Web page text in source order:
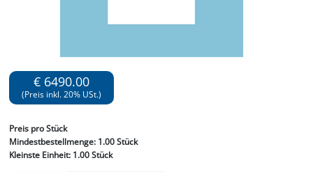
€ 6490.00
(Preis inkl. 20% USt.)
Preis pro Stück
Mindestbestellmenge: 1.00 Stück
Kleinste Einheit:1.00 Stück